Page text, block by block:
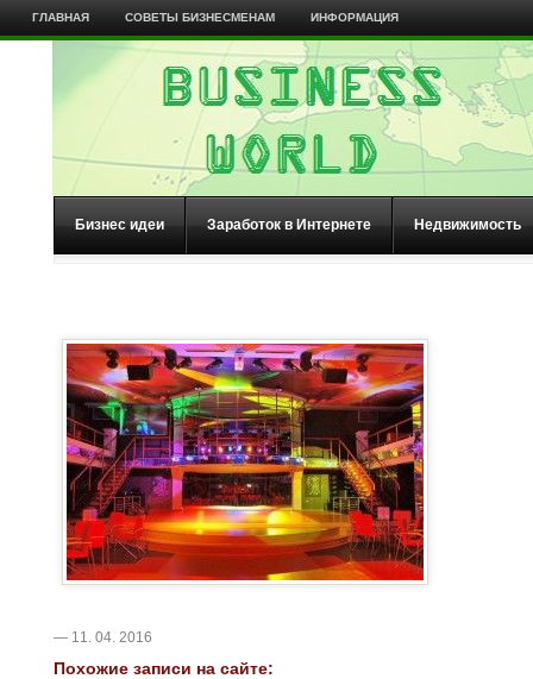
ГЛАВНАЯ СОВЕТЫ БИЗНЕСМЕНАМ ИНФОРМАЦИЯ
Бизнес идеи Заработок в Интернете Недвижимость
— 11. 04. 2016
Похожие записи на сайте: